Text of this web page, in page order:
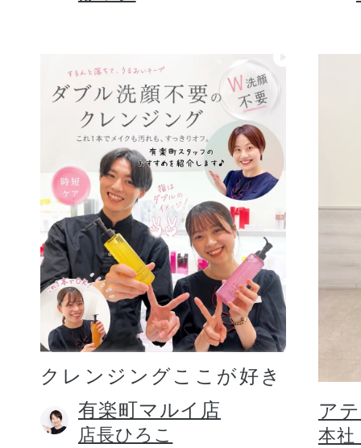
クレンジングここが好き
有楽町マルイ店
店長ひろこ
ア
本